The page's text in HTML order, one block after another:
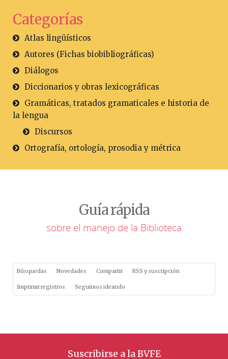
Categorías
Atlas lingüísticos
Autores (Fichas biobibliográficas)
Diálogos
Diccionarios y obras lexicográficas
Gramáticas, tratados gramaticales e historia de
la lengua
Discursos
Ortografía, ortología, prosodia y métrica
Guía rápida
sobre el manejo de la Biblioteca
Búsquedas Novedades Compartir RSS y suscripción
Imprimir registros Seguimos ideando
Suscribirse a la BVFE